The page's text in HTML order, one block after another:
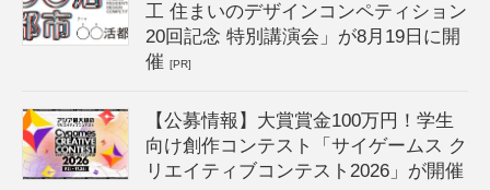
工 住まいのデザインコンペティション
20回記念 特別講演会」が8月19日に開
催[PR]
【公募情報】大賞賞金100万円！学生
向け創作コンテスト「サイゲームス ク
リエイティブコンテスト2026」が開催